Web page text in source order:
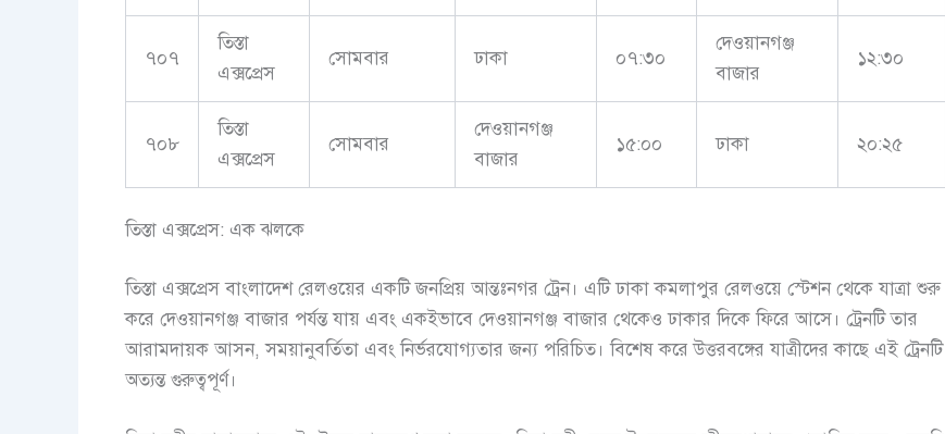
৭০৭
তিস্তা
এক্সপ্রেস
সোমবার ঢাকা ০৭:৩০
দেওয়ানগঞ্জ
বাজার
১২:৩০
৭০৮
তিস্তা
এক্সপ্রেস
সোমবার
দেওয়ানগঞ্জ
বাজার
১৫:০০ ঢাকা ২০:২৫
তিস্তা এক্সপ্রেস: এক ঝলকে
তিস্তা এক্সপ্রেস বাংলাদেশ রেলওয়ের একটি জনপ্রিয় আন্তঃনগর ট্রেন। এটি ঢাকা কমলাপুর রেলওয়ে স্টেশন থেকে যাত্রা শুরু
করে দেওয়ানগঞ্জ বাজার পর্যন্ত যায় এবং একইভাবে দেওয়ানগঞ্জ বাজার থেকেও ঢাকার দিকে ফিরে আসে। ট্রেনটি তার
আরামদায়ক আসন, সময়ানুবর্তিতা এবং নির্ভরযোগ্যতার জন্য পরিচিত। বিশেষ করে উত্তরবঙ্গের যাত্রীদের কাছে এই ট্রেনটি
অত্যন্ত গুরুত্বপূর্ণ।